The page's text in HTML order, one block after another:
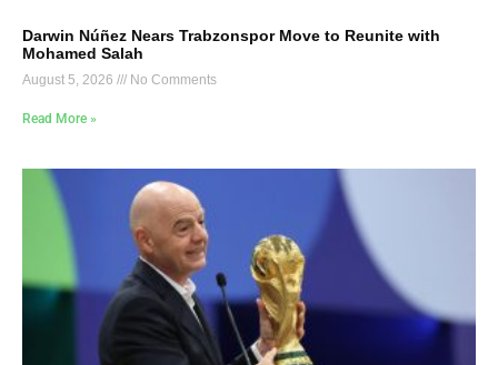
Darwin Núñez Nears Trabzonspor Move to Reunite with
Mohamed Salah
August 5, 2026 No Comments
Read More »